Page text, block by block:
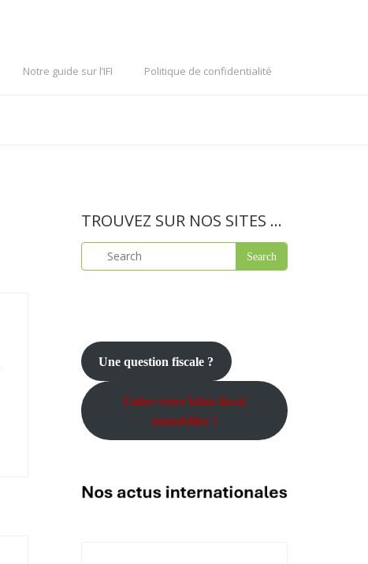
Notre guide sur l’IFI Politique de confidentialité
TROUVEZ SUR NOS SITES …
Une question fiscale ?
Faites votre bilan fiscal
immobilier !